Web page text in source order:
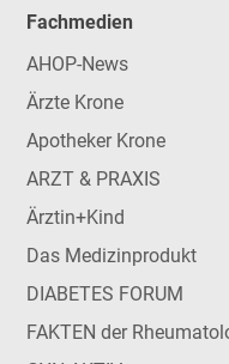
Fachmedien
AHOP-News
Ärzte Krone
Apotheker Krone
ARZT & PRAXIS
Ärztin+Kind
Das Medizinprodukt
DIABETES FORUM
FAKTEN der